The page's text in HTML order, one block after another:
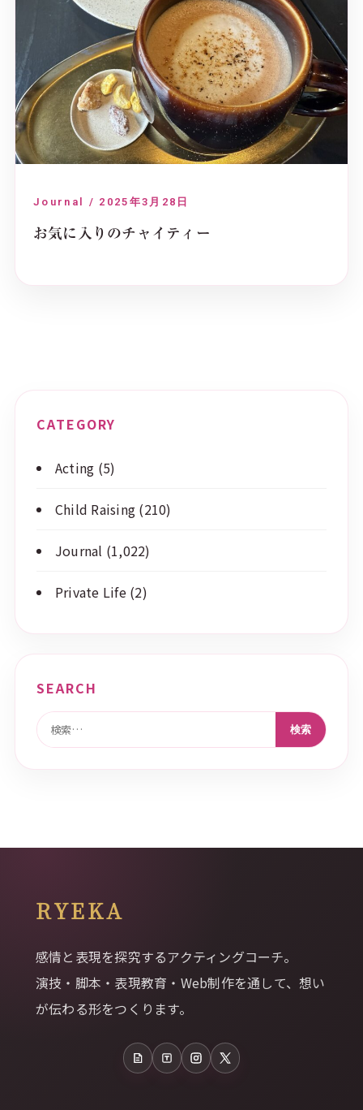
Journal / 2025年3月28日
お気に入りのチャイティー
CATEGORY
Acting (5)
Child Raising (210)
Journal (1,022)
Private Life(2)
SEARCH
検索:
RYEKA
感情と表現を探究するアクティングコーチ。
演技・脚本・表現教育・Web制作を通して、想い
が伝わる形をつくります。
note TalesInstagram
X